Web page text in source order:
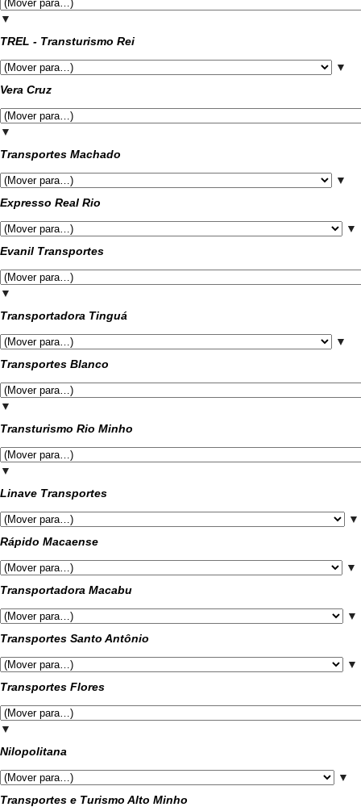
▼
TREL - Transturismo Rei
▼
Vera Cruz
▼
Transportes Machado
▼
Expresso Real Rio
▼
Evanil Transportes
▼
Transportadora Tinguá
▼
Transportes Blanco
▼
Transturismo Rio Minho
▼
Linave Transportes
▼
Rápido Macaense
▼
Transportadora Macabu
▼
Transportes Santo Antônio
▼
Transportes Flores
▼
Nilopolitana
▼
Transportes e Turismo Alto Minho